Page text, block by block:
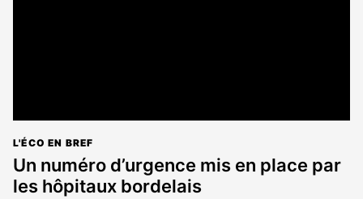
L'ÉCO EN BREF
Un numéro d’urgence mis en place par
les hôpitaux bordelais